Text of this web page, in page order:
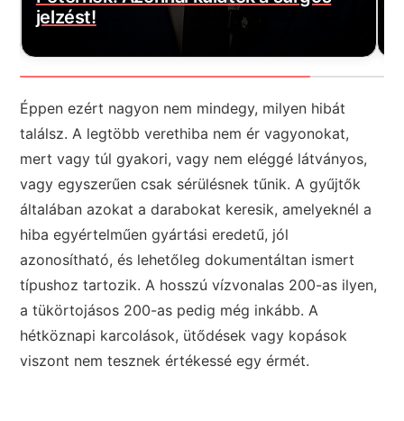
jelzést!
Éppen ezért nagyon nem mindegy, milyen hibát
találsz. A legtöbb verethiba nem ér vagyonokat,
mert vagy túl gyakori, vagy nem eléggé látványos,
vagy egyszerűen csak sérülésnek tűnik. A gyűjtők
általában azokat a darabokat keresik, amelyeknél a
hiba egyértelműen gyártási eredetű, jól
azonosítható, és lehetőleg dokumentáltan ismert
típushoz tartozik. A hosszú vízvonalas 200-as ilyen,
a tükörtojásos 200-as pedig még inkább. A
hétköznapi karcolások, ütődések vagy kopások
viszont nem tesznek értékessé egy érmét.